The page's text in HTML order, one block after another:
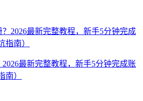
2026最新完整教程，新手5分钟完成账
南）